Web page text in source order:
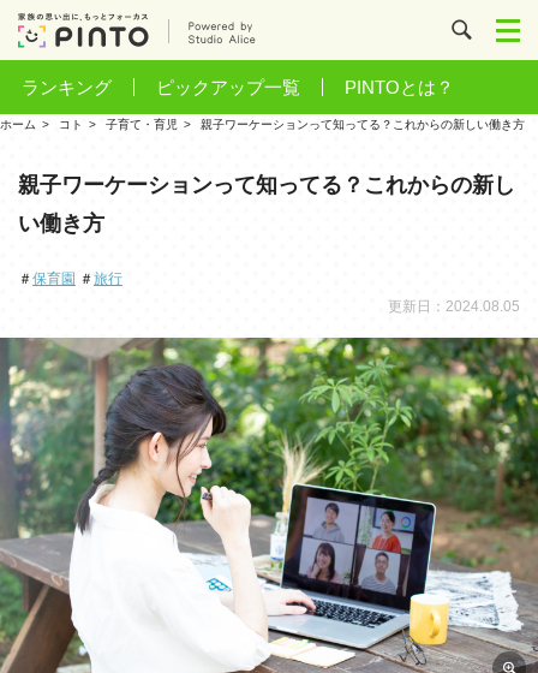
ランキング ピックアップ一覧 PINTOとは？
ホーム コト 子育て・育児 親子ワーケーションって知ってる？これからの新しい働き方
親子ワーケーションって知ってる？これからの新し
い働き方
＃保育園 ＃旅行
更新日：2024.08.05